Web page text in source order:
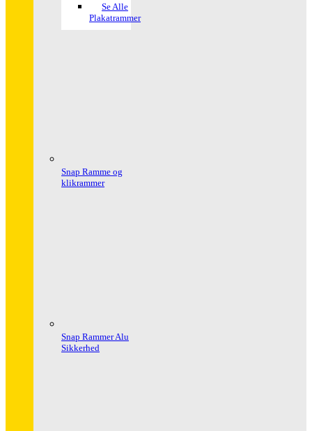
Se Alle
Plakatrammer
Snap Ramme og
klikrammer
Snap Rammer Alu
Sikkerhed